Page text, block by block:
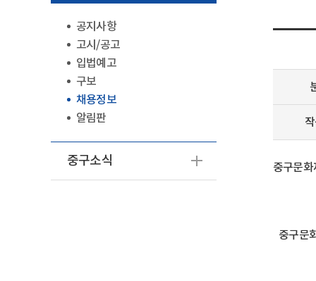
공지사항
고시/공고
입법예고
구보
채용정보
알림판
중구소식 중구문
중구문